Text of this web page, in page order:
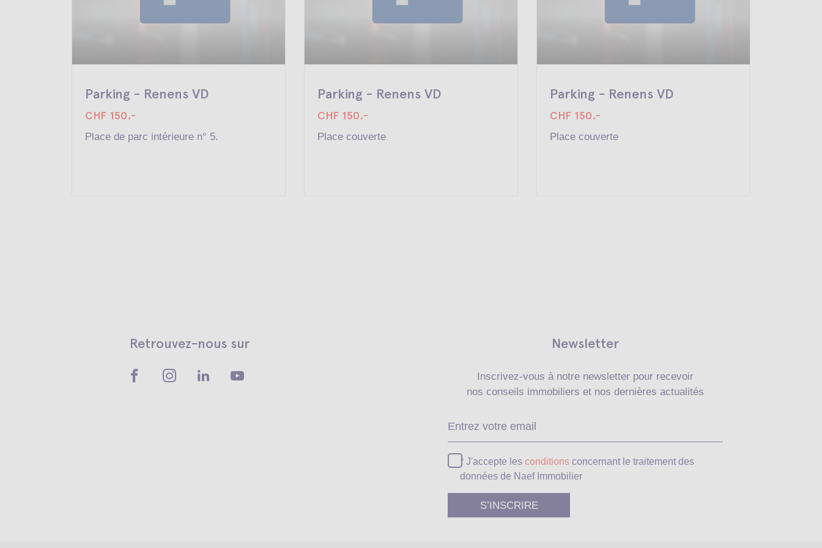
Parking - Renens VD
CHF 150.-
Place de parc intérieure n° 5.
Parking - Renens VD
CHF 150.-
Place couverte
Parking - Renens VD
CHF 150.-
Place couverte
Retrouvez-nous sur Newsletter
Inscrivez-vous à notre newsletter pour recevoir
nos conseils immobiliers et nos dernières actualités
* J'accepte les conditions concernant le traitement des
données de Naef Immobilier